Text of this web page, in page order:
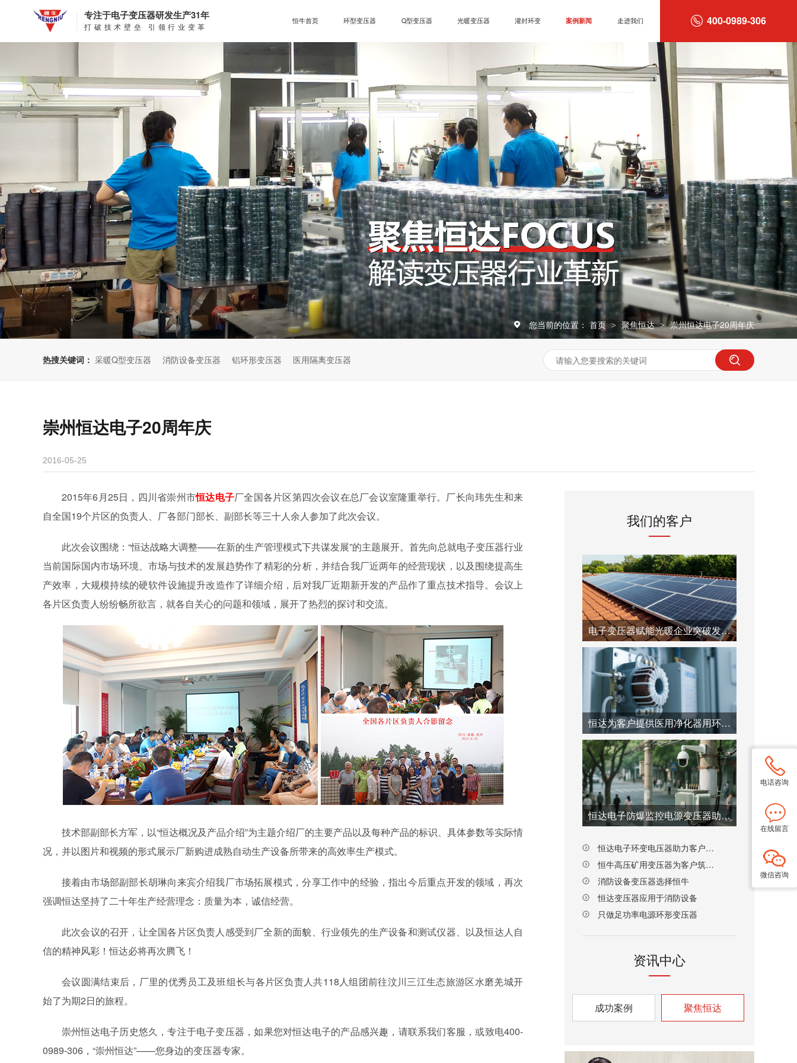
400-0989-306
专注于电子变压器研发生产31年
打破技术壁垒 引领行业变革
恒牛首页 环型变压器 Q型变压器 光暖变压器 灌封环变 案例新闻 走进我们
您当前的位置： 首页 > 聚焦恒达 > 崇州恒达电子20周年庆
热搜关键词： 采暖Q型变压器 消防设备变压器 铝环形变压器 医用隔离变压器
崇州恒达电子20周年庆
2016-05-25
2015年6月25日，四川省崇州市恒达电子厂全国各片区第四次会议在总厂会议室隆重举行。厂长向玮先生和来
自全国19个片区的负责人、厂各部门部长、副部长等三十人余人参加了此次会议。
此次会议围绕：“恒达战略大调整——在新的生产管理模式下共谋发展”的主题展开。首先向总就电子变压器行业
当前国际国内市场环境、市场与技术的发展趋势作了精彩的分析，并结合我厂近两年的经营现状，以及围绕提高生
产效率，大规模持续的硬软件设施提升改造作了详细介绍，后对我厂近期新开发的产品作了重点技术指导。会议上
各片区负责人纷纷畅所欲言，就各自关心的问题和领域，展开了热烈的探讨和交流。
技术部副部长方军，以“恒达概况及产品介绍”为主题介绍厂的主要产品以及每种产品的标识、具体参数等实际情
况，并以图片和视频的形式展示厂新购进成熟自动生产设备所带来的高效率生产模式。
接着由市场部副部长胡琳向来宾介绍我厂市场拓展模式，分享工作中的经验，指出今后重点开发的领域，再次
强调恒达坚持了二十年生产经营理念：质量为本，诚信经营。
此次会议的召开，让全国各片区负责人感受到厂全新的面貌、行业领先的生产设备和测试仪器、以及恒达人自
信的精神风彩！恒达必将再次腾飞！
会议圆满结束后，厂里的优秀员工及班组长与各片区负责人共118人组团前往汶川三江生态旅游区水磨羌城开
始了为期2日的旅程。
崇州恒达电子历史悠久，专注于电子变压器，如果您对恒达电子的产品感兴趣，请联系我们客服，或致电400-
0989-306，“崇州恒达”——您身边的变压器专家。
我们的客户
电子变压器赋能光暖企业突破发展瓶颈
恒达为客户提供医用净化器用环型自耦变压器
恒达电子防爆监控电源变压器助力客户新品研发
恒达电子环变电压器助力客户技术突围
恒牛高压矿用变压器为客户筑牢长期供货根基
消防设备变压器选择恒牛
恒达变压器应用于消防设备
只做足功率电源环形变压器
资讯中心
成功案例 聚焦恒达
电话咨询
在线留言
微信咨询